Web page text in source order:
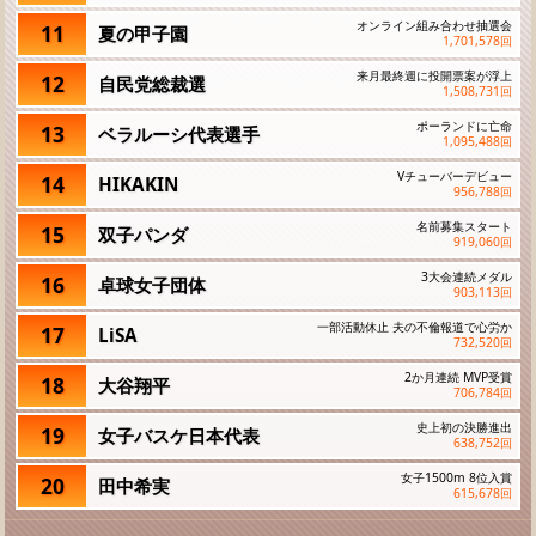
11 夏の甲子園
オンライン組み合わせ抽選会
1,701,578回
12 自民党総裁選
来月最終週に投開票案が浮上
1,508,731 回
13 ベラルーシ代表選手
ポーランドに亡命
1,095,488回
14 HIKAKIN
Vチューバーデビュー
956,788回
15 双子パンダ
名前募集スタート
919,060回
16 卓球女子団体
3大会連続メダル
903,113回
17 LiSA
一部活動休止 夫の不倫報道で心労か
732,520回
18 大谷翔平
2か月連続 MVP受賞
706,784回
19 女子バスケ日本代表
史上初の決勝進出
638,752回
20 田中希実
女子1500m 8位入賞
615,678回